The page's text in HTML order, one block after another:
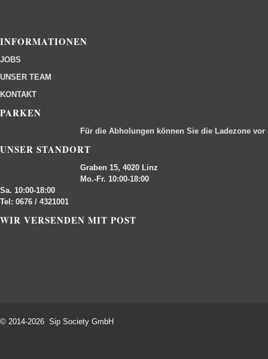
INFORMATIONEN
JOBS
UNSER TEAM
KONTAKT
PARKEN
Für die Abholungen können Sie die Ladezone
UNSER STANDORT
Graben 15, 4020 Linz
Mo.-Fr. 10:00-18:00
Sa. 10:00-18:00
Tel: 0676 / 4321001
WIR VERSENDEN MIT POST
© 2014-2026 Sip Society GmbH